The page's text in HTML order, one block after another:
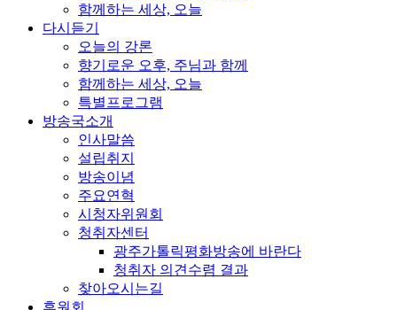
함께하는 세상, 오늘
다시듣기
오늘의 강론
향기로운 오후, 주님과 함께
함께하는 세상, 오늘
특별프로그램
방송국소개
인사말씀
설립취지
방송이념
주요연혁
시청자위원회
청취자센터
광주가톨릭평화방송에 바란다
청취자 의견수렴 결과
찾아오시는길
후원회